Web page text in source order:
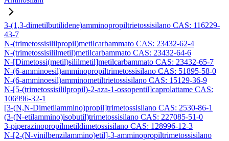
3-(1,3-dimetilbutilidene)amminopropiltrietossisilano CAS: 116229-
43-7
N-(trimetossisililpropil)metilcarbammato CAS: 23432-62-4
N-(trimetossisililmetil)metilcarbammato CAS: 23432-64-6
N-[Dimetossi(metil)sililmetil]metilcarbammato CAS: 23432-65-7
N-(6-amminoesil)amminopropiltrimetossisilano CAS: 51895-58-0
N-(6-amminoesil)amminometiltrietossisilano CAS: 15129-36-9
N-[5-(trimetossisililpropil)-2-aza-1-ossopentil]caprolattame CAS:
106996-32-1
[3-(N,N-Dimetilammino)propil]trimetossisilano CAS: 2530-86-1
(3-(N-etilammino)isobutil)trimetossisilano CAS: 227085-51-0
3-piperazinopropilmetildimetossisilano CAS: 128996-12-3
N-[2-(N-vinilbenzilammino)etil]-3-amminopropiltrimetossisilano